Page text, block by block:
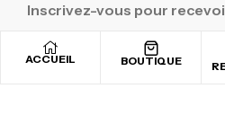
ACCUEIL BOUTIQUE
Inscrivez-vous pour